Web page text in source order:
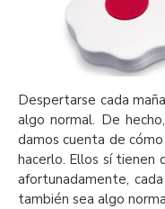
Despertarse cada
algo normal. De
damos cuenta de
hacerlo. Ellos sí tienen
afortunadamente,
también sea algo